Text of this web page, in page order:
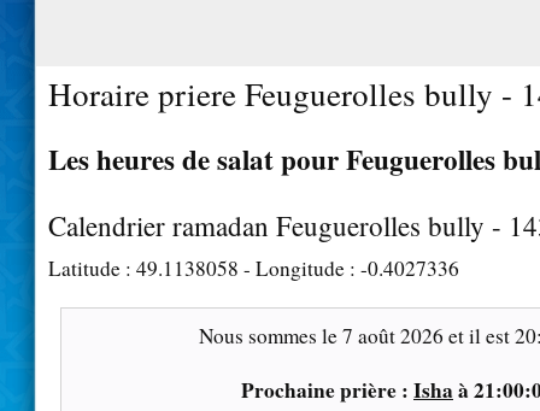
Horaire priere Feuguerolles bully -
Les heures de salat pour Feuguerolles
Calendrier ramadan Feuguerolles bully -
Latitude : 49.1138058 - Longitude : -0.4027336
Nous sommes le7 août 2026 et il est
Prochaine prière : Isha à